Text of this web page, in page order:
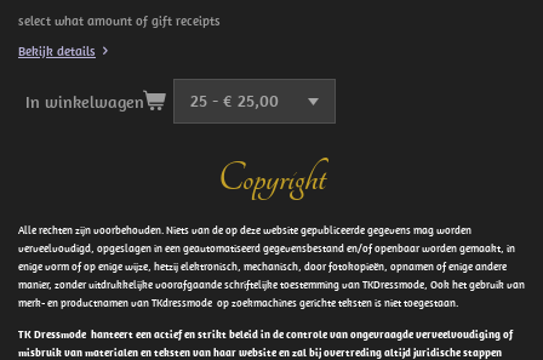
select what amount of gift receipts
Bekijk details
In winkelwagen
Copyright
Alle rechten zijn voorbehouden. Niets van de op deze website gepubliceerde gegevens mag worden
verveelvoudigd, opgeslagen in een geautomatiseerd gegevensbestand en/of openbaar worden gemaakt, in
enige vorm of op enige wijze, hetzij elektronisch, mechanisch, door fotokopieën, opnamen of enige andere
manier, zonder uitdrukkelijke voorafgaande schriftelijke toestemming van TKDressmode, Ook het gebruik van
merk- en productnamen van TKdressmode op zoekmachines gerichte teksten is niet toegestaan.
TK Dressmode hanteert een actief en strikt beleid in de controle van ongevraagde verveelvoudiging of
misbruik van materialen en teksten van haar website en zal bij overtreding altijd juridische stappen